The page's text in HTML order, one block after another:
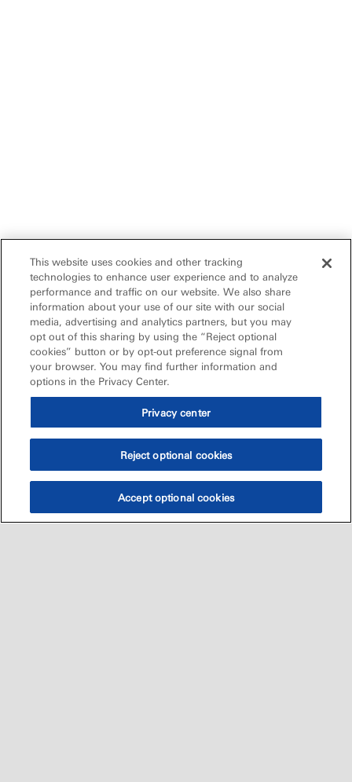
This website uses cookies and other tracking
technologies to enhance user experience and to analyze
performance and traffic on our website. We also share
information about your use of our site with our social
media, advertising and analytics partners, but you may
opt out of this sharing by using the “Reject optional
cookies” button or by opt-out preference signal from
your browser. You may find further information and
options in the Privacy Center.
Privacy center
Reject optional cookies
Accept optional cookies